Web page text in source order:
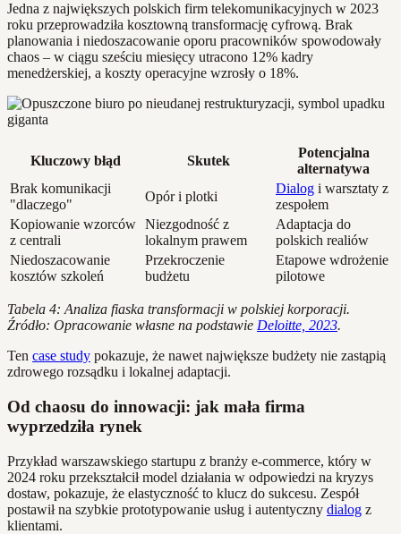
Jedna z największych polskich firm telekomunikacyjnych w 2023
roku przeprowadziła kosztowną transformację cyfrową. Brak
planowania i niedoszacowanie oporu pracowników spowodowały
chaos – w ciągu sześciu miesięcy utracono 12% kadry
menedżerskiej, a koszty operacyjne wzrosły o 18%.
Kluczowy błąd Skutek
Potencjalna
alternatywa
Brak komunikacji
"dlaczego"
Opór i plotki
Dialog i warsztaty z
zespołem
Kopiowanie wzorców
z centrali
Niezgodność z
lokalnym prawem
Adaptacja do
polskich realiów
Niedoszacowanie
kosztów szkoleń
Przekroczenie
budżetu
Etapowe wdrożenie
pilotowe
Tabela 4: Analiza fiaska transformacji w polskiej korporacji.
Źródło: Opracowanie własne na podstawie Deloitte, 2023.
Ten case study pokazuje, że nawet największe budżety nie zastąpią
zdrowego rozsądku i lokalnej adaptacji.
Od chaosu do innowacji: jak mała firma
wyprzedziła rynek
Przykład warszawskiego startupu z branży e-commerce, który w
2024 roku przekształcił model działania w odpowiedzi na kryzys
dostaw, pokazuje, że elastyczność to klucz do sukcesu. Zespół
postawił na szybkie prototypowanie usług i autentyczny dialog z
klientami.